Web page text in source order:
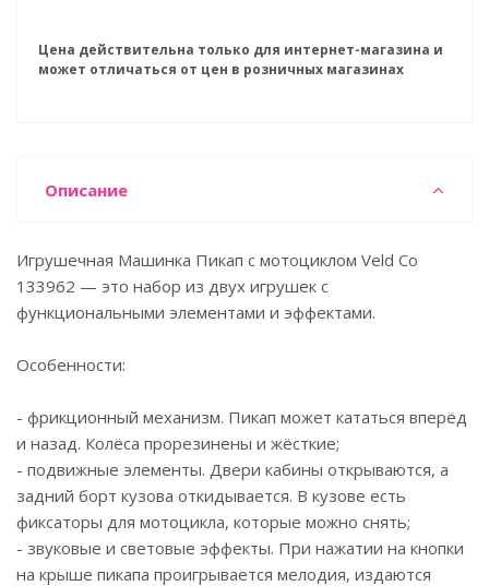
Цена действительна только для интернет-магазина и
может отличаться от цен в розничных магазинах
Описание
Игрушечная Машинка Пикап с мотоциклом Veld Co
133962 — это набор из двух игрушек с
функциональными элементами и эффектами.
Особенности:
- фрикционный механизм. Пикап может кататься вперёд
и назад. Колёса прорезинены и жёсткие;
- подвижные элементы. Двери кабины открываются, а
задний борт кузова откидывается. В кузове есть
фиксаторы для мотоцикла, которые можно снять;
- звуковые и световые эффекты. При нажатии на кнопки
на крыше пикапа проигрывается мелодия, издаются